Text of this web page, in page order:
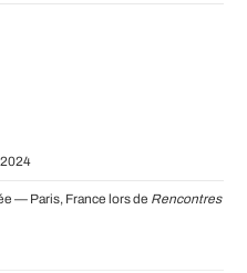
2024
— Paris, France lors de Rencontres